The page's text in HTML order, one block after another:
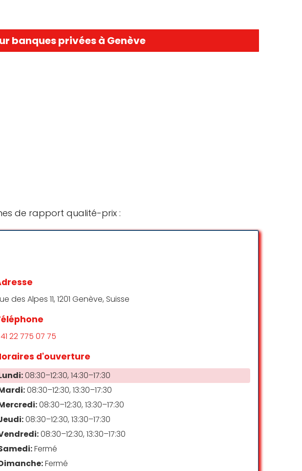
banques privées à Genève
de rapport qualité-prix :
des Alpes 11, 1201 Genève, Suisse
22 775 07 75
d'ouverture
08:30–12:30, 14:30–17:30
08:30–12:30, 13:30–17:30
08:30–12:30, 13:30–17:30
08:30–12:30, 13:30–17:30
08:30–12:30, 13:30–17:30
Fermé
Fermé